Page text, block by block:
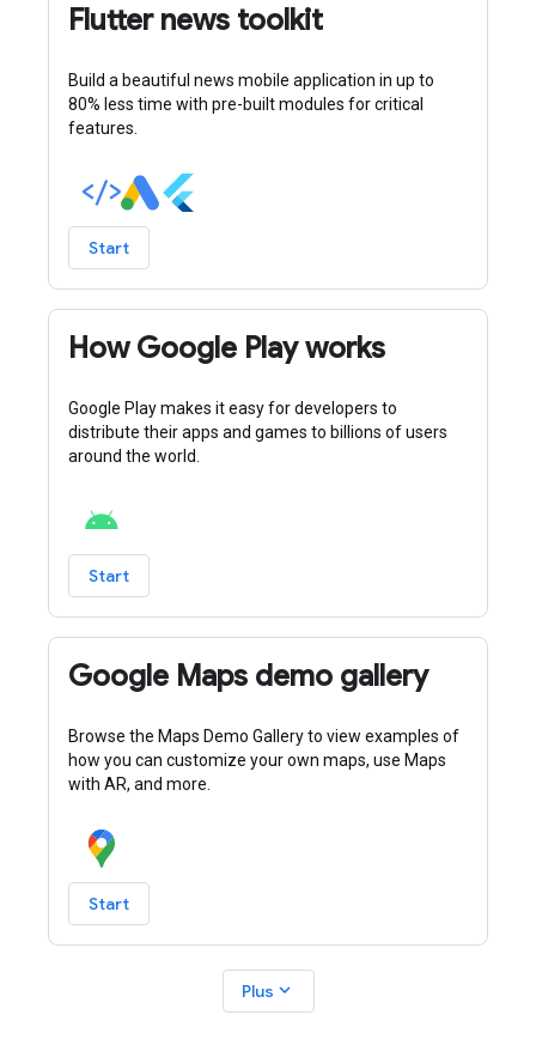
Flutter news toolkit
Build a beautiful news mobile application in up to
80% less time with pre-built modules for critical
features.
Start
How Google Play works
Google Play makes it easy for developers to
distribute their apps and games to billions of users
around the world.
Start
Google Maps demo gallery
Browse the Maps Demo Gallery to view examples of
how you can customize your own maps, use Maps
with AR, and more.
Start
Plus expand_more